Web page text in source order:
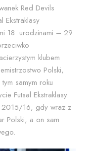
Red Devils
Ekstraklasy
18. urodzinami – 29
klubem
Polski,
samym roku
Futsal Ekstraklasy.
2015/16, gdy wraz z
Polski, a on sam